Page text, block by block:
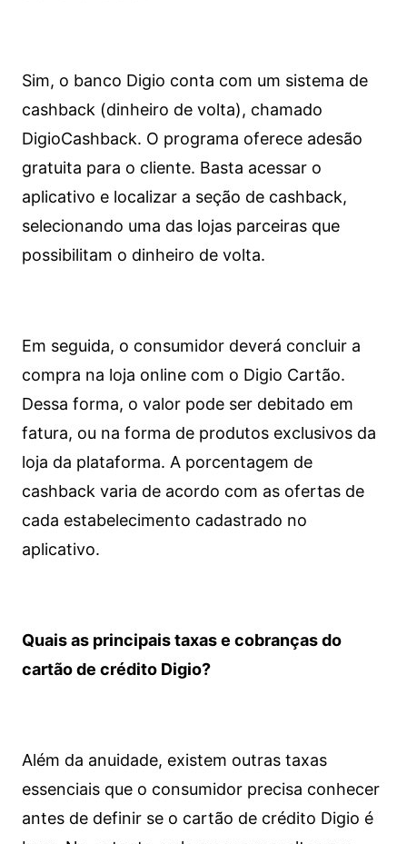
Sim, o banco Digio conta com um sistema de
cashback (dinheiro de volta), chamado
DigioCashback. O programa oferece adesão
gratuita para o cliente. Basta acessar o
aplicativo e localizar a seção de cashback,
selecionando uma das lojas parceiras que
possibilitam o dinheiro de volta.
Em seguida, o consumidor deverá concluir a
compra na loja online com o Digio Cartão.
Dessa forma, o valor pode ser debitado em
fatura, ou na forma de produtos exclusivos da
loja da plataforma. A porcentagem de
cashback varia de acordo com as ofertas de
cada estabelecimento cadastrado no
aplicativo.
Quais as principais taxas e cobranças do
cartão de crédito Digio?
Além da anuidade, existem outras taxas
essenciais que o consumidor precisa conhecer
antes de definir se o cartão de crédito Digio é